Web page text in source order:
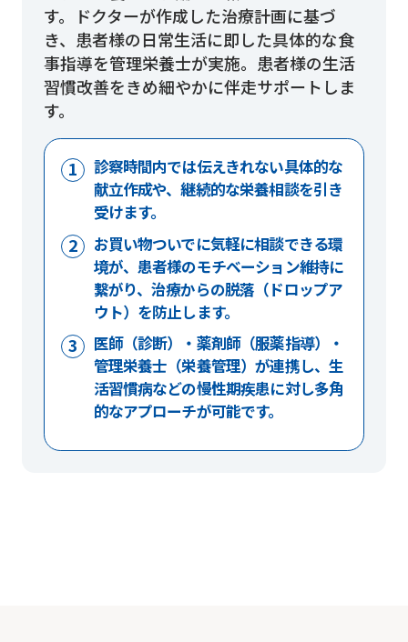
す。ドクターが作成した治療計画に基づ
き、患者様の日常生活に即した具体的な食
事指導を管理栄養士が実施。患者様の生活
習慣改善をきめ細やかに伴走サポートしま
す。
診察時間内では伝えきれない具体的な
献立作成や、継続的な栄養相談を引き
受けます。
お買い物ついでに気軽に相談できる環
境が、患者様のモチベーション維持に
繋がり、治療からの脱落（ドロップア
ウト）を防止します。
医師（診断）・薬剤師（服薬指導）・
管理栄養士（栄養管理）が連携し、生
活習慣病などの慢性期疾患に対し多角
的なアプローチが可能です。